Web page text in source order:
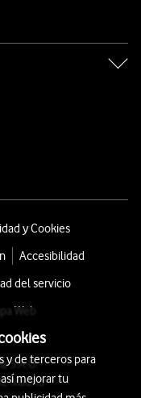
y Cookies
Accesibilidad
del servicio
Web
S.A.U.
Madrid
y de terceros para
mejorar tu